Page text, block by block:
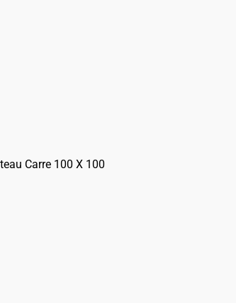
Carre 100 X 100